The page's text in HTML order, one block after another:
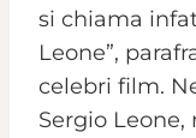
si chiama
Leone”,
celebri film.
Sergio